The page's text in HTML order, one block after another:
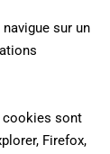
sur un
cookies sont
Firefox,